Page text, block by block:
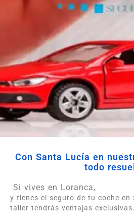
Con Santa Lucía en
todo
Si vives en Loranca,
y tienes el seguro de tu coche en
taller tendrás ventajas exclusivas.